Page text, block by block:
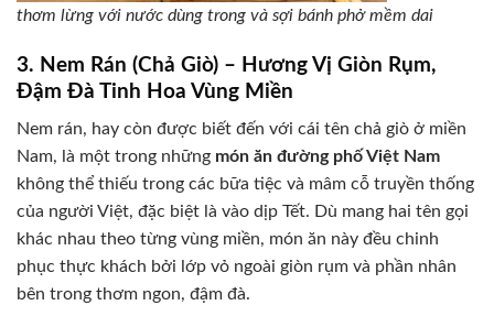
thơm lừng với nước dùng trong và sợi bánh phở mềm dai
3. Nem Rán (Chả Giò) – Hương Vị Giòn Rụm,
Đậm Đà Tinh Hoa Vùng Miền
Nem rán, hay còn được biết đến với cái tên chả giò ở miền
Nam, là một trong những món ăn đường phố Việt Nam
không thể thiếu trong các bữa tiệc và mâm cỗ truyền thống
của người Việt, đặc biệt là vào dịp Tết. Dù mang hai tên gọi
khác nhau theo từng vùng miền, món ăn này đều chinh
phục thực khách bởi lớp vỏ ngoài giòn rụm và phần nhân
bên trong thơm ngon, đậm đà.